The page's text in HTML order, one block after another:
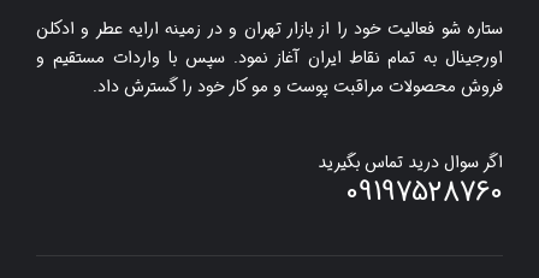
ستاره شو فعالیت خود را از بازار تهران و در زمینه ارایه عطر و ادکلن
اورجینال به تمام نقاط ایران آغاز نمود. سپس با واردات مستقیم و
فروش محصولات مراقبت پوست و مو کار خود را گسترش داد.
اگر سوال درید تماس بگیرید
09197528760